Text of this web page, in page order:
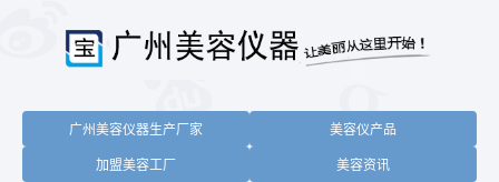
广州美容仪器生产厂家
美容仪产品
加盟美容工厂
美容资讯